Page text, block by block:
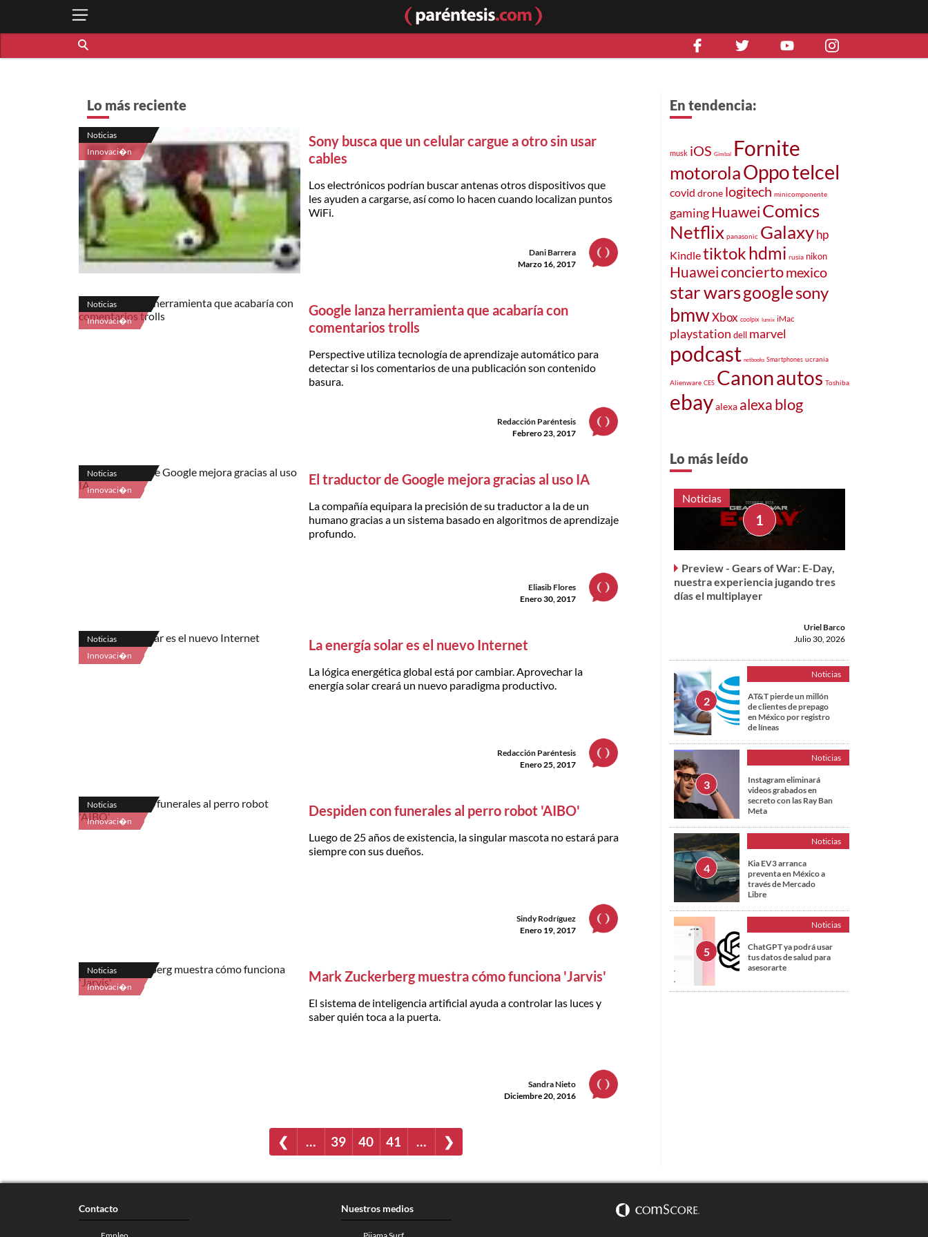
Lo más reciente
Noticias
Innovaci�n
Sony busca que un celular cargue a otro sin usar
cables
Los electrónicos podrían buscar antenas otros dispositivos que
les ayuden a cargarse, así como lo hacen cuando localizan puntos
WiFi.
Dani Barrera
Marzo 16, 2017
Noticias
Innovaci�n
Google lanza herramienta que acabaría con
comentarios trolls
Perspective utiliza tecnología de aprendizaje automático para
detectar si los comentarios de una publicación son contenido
basura.
Redacción Paréntesis
Febrero 23, 2017
Noticias
Innovaci�n
El traductor de Google mejora gracias al uso IA
La compañía equipara la precisión de su traductor a la de un
humano gracias a un sistema basado en algoritmos de aprendizaje
profundo.
Eliasib Flores
Enero 30, 2017
Noticias
Innovaci�n
La energía solar es el nuevo Internet
La lógica energética global está por cambiar. Aprovechar la
energía solar creará un nuevo paradigma productivo.
Redacción Paréntesis
Enero 25, 2017
Noticias
Innovaci�n
Despiden con funerales al perro robot 'AIBO'
Luego de 25 años de existencia, la singular mascota no estará para
siempre con sus dueños.
Sindy Rodríguez
Enero 19, 2017
Noticias
Innovaci�n
Mark Zuckerberg muestra cómo funciona 'Jarvis'
El sistema de inteligencia artificial ayuda a controlar las luces y
saber quién toca a la puerta.
Sandra Nieto
Diciembre 20, 2016
❮ … 39 40 41 … ❯
En tendencia:
musk iOS Gimbal Fornite
motorolaOppotelcel
covid drone logitech minicomponente
gamingHuaweiComics
Netflix panasonic Galaxy hp
Kindletiktokhdmi rusia nikon
Huaweiconciertomexico
star warsgooglesony
bmwXbox coolpix lumix iMac
playstation dell marvel
podcast netbooks Smartphones ucrania
Alienware CES Canonautos Toshiba
ebayalexa alexa blog
Lo más leído
Noticias
Preview - Gears of War: E-Day,
nuestra experiencia jugando tres
días el multiplayer
Uriel Barco
Julio 30, 2026
Noticias
AT&T pierde un millón
de clientes de prepago
en México por registro
de líneas
Noticias
Instagram eliminará
videos grabados en
secreto con las Ray Ban
Meta
Noticias
Kia EV3 arranca
preventa en México a
través de Mercado
Libre
Noticias
ChatGPT ya podrá usar
tus datos de salud para
asesorarte
Contacto Nuestros medios